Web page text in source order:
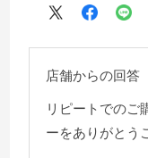
店舗からの回答
リピートでのご
ーをありがとう